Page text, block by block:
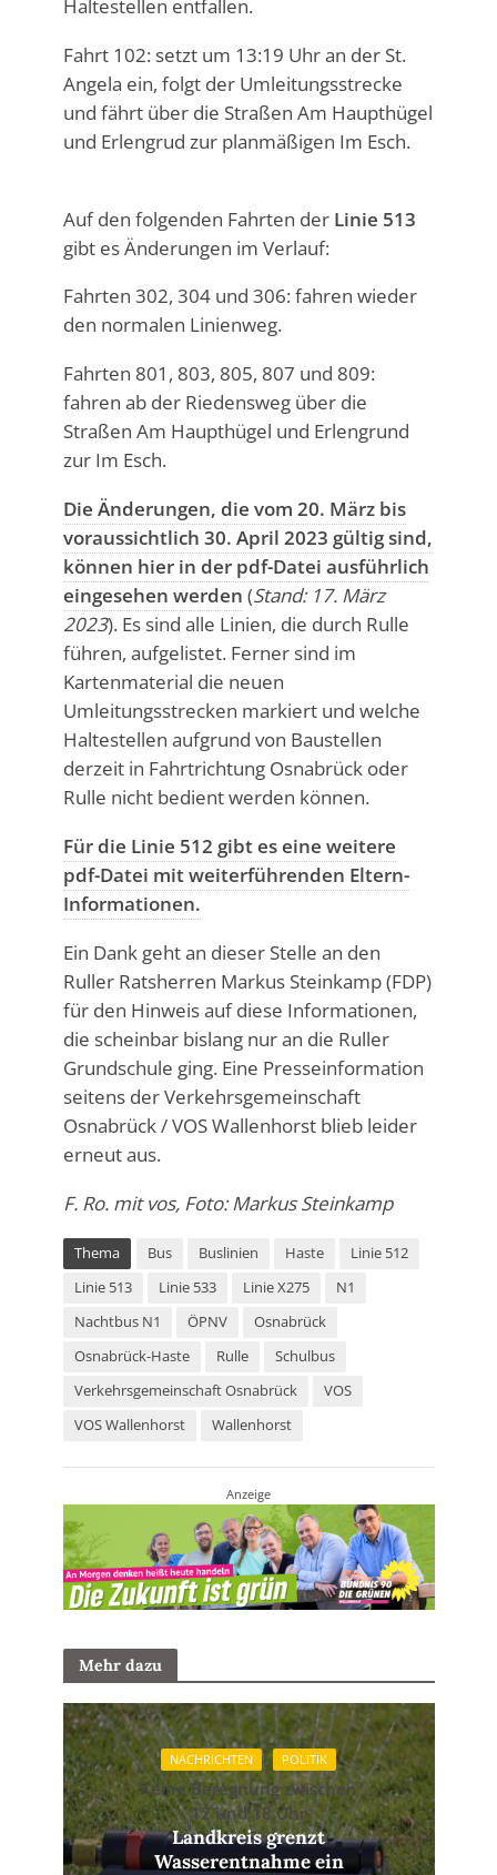
Haltestellen entfallen.
Fahrt 102: setzt um 13:19 Uhr an der St.
Angela ein, folgt der Umleitungsstrecke
und fährt über die Straßen Am Haupthügel
und Erlengrud zur planmäßigen Im Esch.
Auf den folgenden Fahrten der Linie 513
gibt es Änderungen im Verlauf:
Fahrten 302, 304 und 306: fahren wieder
den normalen Linienweg.
Fahrten 801, 803, 805, 807 und 809:
fahren ab der Riedensweg über die
Straßen Am Haupthügel und Erlengrund
zur Im Esch.
Die Änderungen, die vom 20. März bis
voraussichtlich 30. April 2023 gültig sind,
können hier in der pdf-Datei ausführlich
eingesehen werden (Stand: 17. März
2023). Es sind alle Linien, die durch Rulle
führen, aufgelistet. Ferner sind im
Kartenmaterial die neuen
Umleitungsstrecken markiert und welche
Haltestellen aufgrund von Baustellen
derzeit in Fahrtrichtung Osnabrück oder
Rulle nicht bedient werden können.
Für die Linie 512 gibt es eine weitere
pdf-Datei mit weiterführenden Eltern-
Informationen.
Ein Dank geht an dieser Stelle an den
Ruller Ratsherren Markus Steinkamp (FDP)
für den Hinweis auf diese Informationen,
die scheinbar bislang nur an die Ruller
Grundschule ging. Eine Presseinformation
seitens der Verkehrsgemeinschaft
Osnabrück / VOS Wallenhorst blieb leider
erneut aus.
F. Ro. mit vos, Foto: Markus Steinkamp
Thema Bus Buslinien Haste
Linie 512
Linie 513
Linie 533 Linie X275
N1
Nachtbus N1
ÖPNV
Osnabrück
Osnabrück-Haste
Rulle
Schulbus
Verkehrsgemeinschaft Osnabrück
VOS
VOS Wallenhorst
Wallenhorst
Anzeige
Mehr dazu
NACHRICHTEN POLITIK
Keine Beregnung zwischen
12 und 18 Uhr
Landkreis grenzt
Wasserentnahme ein